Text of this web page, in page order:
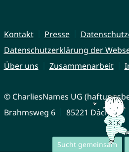
Sucht gemeinsam
Kontakt Presse
Datenschutzerklärung der
Über uns
Zusammenarbeit
© CharliesNames UG
Brahmsweg 6
85221 Dachau